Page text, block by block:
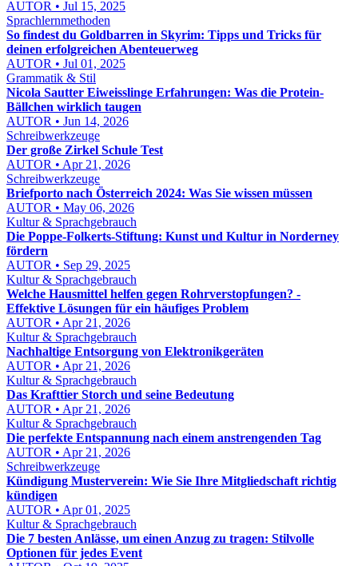
AUTOR • Jul 15, 2025
Sprachlernmethoden
So findest du Goldbarren in Skyrim: Tipps und Tricks für
deinen erfolgreichen Abenteuerweg
AUTOR • Jul 01, 2025
Grammatik & Stil
Nicola Sautter Eiweisslinge Erfahrungen: Was die Protein-
Bällchen wirklich taugen
AUTOR • Jun 14, 2026
Schreibwerkzeuge
Der große Zirkel Schule Test
AUTOR • Apr 21, 2026
Schreibwerkzeuge
Briefporto nach Österreich 2024: Was Sie wissen müssen
AUTOR • May 06, 2026
Kultur & Sprachgebrauch
Die Poppe-Folkerts-Stiftung: Kunst und Kultur in Norderney
fördern
AUTOR • Sep 29, 2025
Kultur & Sprachgebrauch
Welche Hausmittel helfen gegen Rohrverstopfungen? -
Effektive Lösungen für ein häufiges Problem
AUTOR • Apr 21, 2026
Kultur & Sprachgebrauch
Nachhaltige Entsorgung von Elektronikgeräten
AUTOR • Apr 21, 2026
Kultur & Sprachgebrauch
Das Krafttier Storch und seine Bedeutung
AUTOR • Apr 21, 2026
Kultur & Sprachgebrauch
Die perfekte Entspannung nach einem anstrengenden Tag
AUTOR • Apr 21, 2026
Schreibwerkzeuge
Kündigung Musterverein: Wie Sie Ihre Mitgliedschaft richtig
kündigen
AUTOR • Apr 01, 2025
Kultur & Sprachgebrauch
Die 7 besten Anlässe, um einen Anzug zu tragen: Stilvolle
Optionen für jedes Event